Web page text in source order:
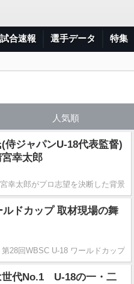
試合速報 選手データ 特集
人気順
侍ジャパンU-18代表監督)
幸太郎
幸太郎がプロ志望を決断した背景
ルドカップ 取材現場の舞
第28回WBSC U-18 ワールドカップ
世代No.1 U-18の一・二